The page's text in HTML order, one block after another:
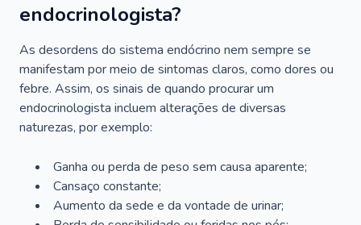
endocrinologista?
As desordens do sistema endócrino nem sempre se
manifestam por meio de sintomas claros, como dores ou
febre. Assim, os sinais de quando procurar um
endocrinologista incluem alterações de diversas
naturezas, por exemplo:
Ganha ou perda de peso sem causa aparente;
Cansaço constante;
Aumento da sede e da vontade de urinar;